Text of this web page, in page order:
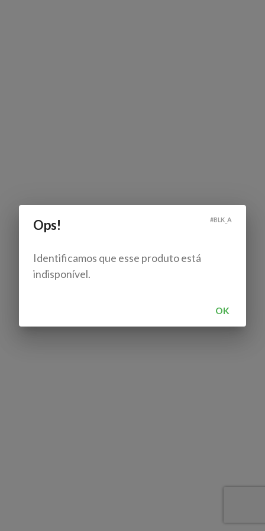
Ops! #BLK_A
Identificamos que esse produto está
indisponível.
OK